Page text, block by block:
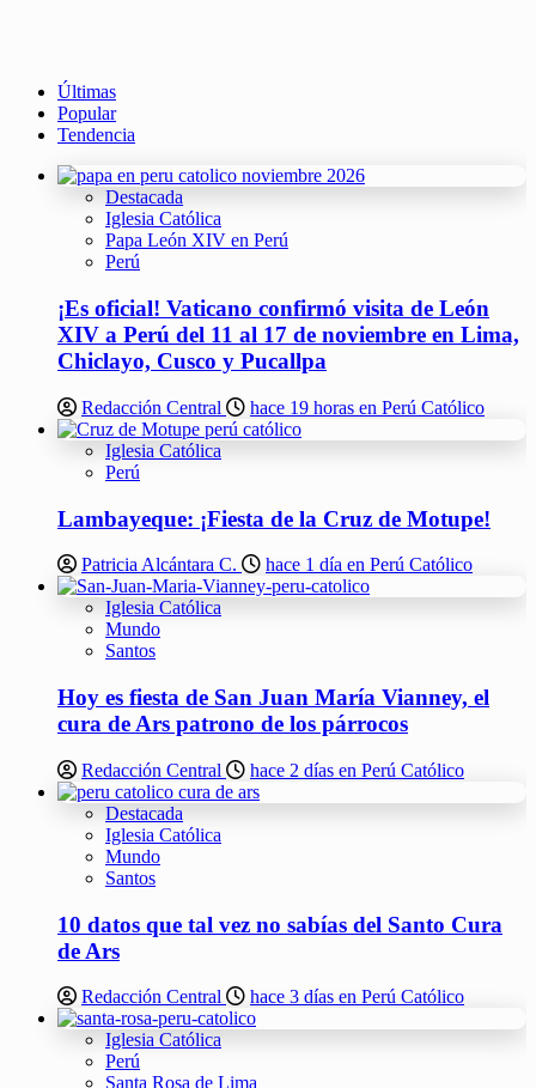
Últimas
Popular
Tendencia
Destacada
Iglesia Católica
Papa León XIV en Perú
Perú
¡Es oficial! Vaticano confirmó visita de León
XIV a Perú del 11 al 17 de noviembre en Lima,
Chiclayo, Cusco y Pucallpa
Redacción Central hace 19 horas en Perú Católico
Iglesia Católica
Perú
Lambayeque: ¡Fiesta de la Cruz de Motupe!
Patricia Alcántara C. hace 1 día en Perú Católico
Iglesia Católica
Mundo
Santos
Hoy es fiesta de San Juan María Vianney, el
cura de Ars patrono de los párrocos
Redacción Central hace 2 días en Perú Católico
Destacada
Iglesia Católica
Mundo
Santos
10 datos que tal vez no sabías del Santo Cura
de Ars
Redacción Central hace 3 días en Perú Católico
Iglesia Católica
Perú
Santa Rosa de Lima